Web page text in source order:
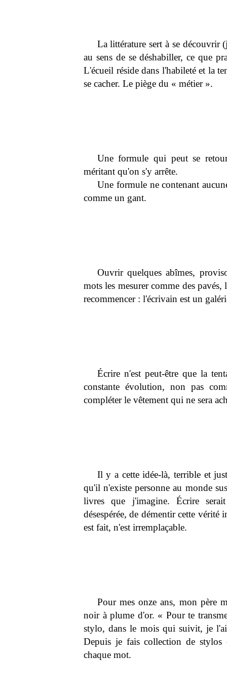
La littérature sert à se découvrir
au sens de se déshabiller, ce que
L'écueil réside dans l'habileté et la
se cacher. Le piège du « métier ».
Une formule qui peut se
méritant qu'on s'y arrête.
Une formule ne contenant
comme un gant.
Ouvrir quelques abîmes,
mots les mesurer comme des
recommencer : l'écrivain est un
Écrire n'est peut-être que la
constante évolution, non pas
compléter le vêtement qui ne sera
Il y a cette idée-là, terrible et
qu'il n'existe personne au monde
livres que j'imagine. Écrire
désespérée, de démentir cette
est fait, n'est irremplaçable.
Pour mes onze ans, mon père
noir à plume d'or. « Pour te
stylo, dans le mois qui suivit, je
Depuis je fais collection de stylos
chaque mot.